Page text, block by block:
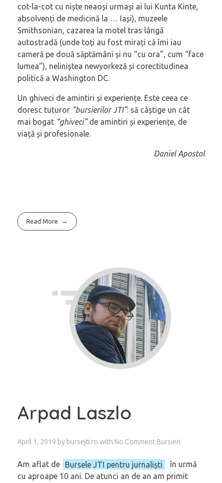
cot-la-cot cu niște neaoși urmași ai lui Kunta Kinte,
absolvenți de medicină la … Iași), muzeele
Smithsonian, cazarea la motel tras lângă
autostradă (unde toți au fost mirați că îmi iau
cameră pe două săptămâni și nu “cu ora”, cum “face
lumea”), neliniștea newyorkeză și corectitudinea
politică a Washington DC.
Un ghiveci de amintiri și experiențe. Este ceea ce
doresc tuturor “bursierilor JTI”: să câștige un cât
mai bogat “ghiveci”de amintiri și experiențe, de
viață și profesionale.
Daniel Apostol
Read More
Arpad Laszlo
April 1, 2019 by bursejti.ro with No Comment Bursieri
Am aflat de Bursele JTI pentru jurnaliști
în urmă
cu aproape 10 ani. De atunci an de an am primit